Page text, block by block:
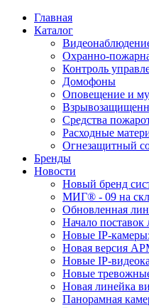
Главная
Каталог
Охранно-
Контроль
Домофоны
Оповещение и
Средства
Расходные
Огнезащитный
Бренды
Новости
Новый бренд
МИГ® - 09 на
Обновленная
Начало
Новые IP-
Новая версия
Новые IP-
Новые
Новая линейка
Панорамная